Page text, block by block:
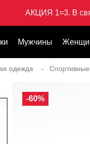
АКЦИЯ 1=3. В
Мужчины
одежда
-60%